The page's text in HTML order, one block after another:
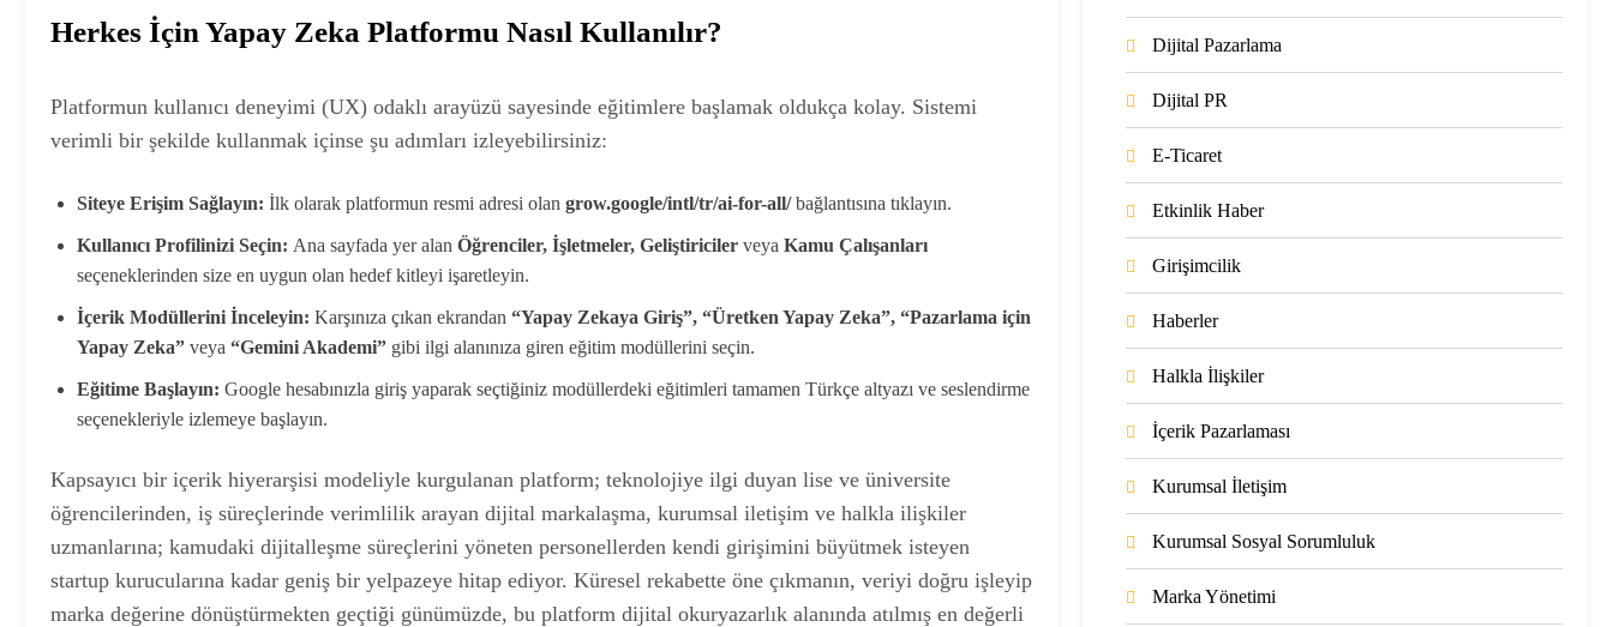
Herkes İçin Yapay Zeka Platformu Nasıl Kullanılır?
Platformun kullanıcı deneyimi (UX) odaklı arayüzü sayesinde eğitimlere başlamak oldukça kolay. Sistemi
verimli bir şekilde kullanmak içinse şu adımları izleyebilirsiniz:
Siteye Erişim Sağlayın: İlk olarak platformun resmi adresi olan grow.google/intl/tr/ai-for-all/bağlantısına tıklayın.
Kullanıcı Profilinizi Seçin: Ana sayfada yer alan Öğrenciler, İşletmeler, Geliştiriciler veya Kamu Çalışanları
seçeneklerinden size en uygun olan hedef kitleyi işaretleyin.
İçerik Modüllerini İnceleyin: Karşınıza çıkan ekrandan “Yapay Zekaya Giriş”, “Üretken Yapay Zeka”, “Pazarlama için
Yapay Zeka” veya “Gemini Akademi” gibi ilgi alanınıza giren eğitim modüllerini seçin.
Eğitime Başlayın: Google hesabınızla giriş yaparak seçtiğiniz modüllerdeki eğitimleri tamamen Türkçe altyazı ve seslendirme
seçenekleriyle izlemeye başlayın.
Kapsayıcı bir içerik hiyerarşisi modeliyle kurgulanan platform; teknolojiye ilgi duyan lise ve üniversite
öğrencilerinden, iş süreçlerinde verimlilik arayan dijital markalaşma, kurumsal iletişim ve halkla ilişkiler
uzmanlarına; kamudaki dijitalleşme süreçlerini yöneten personellerden kendi girişimini büyütmek isteyen
startup kurucularına kadar geniş bir yelpazeye hitap ediyor. Küresel rekabette öne çıkmanın, veriyi doğru işleyip
marka değerine dönüştürmekten geçtiği günümüzde, bu platform dijital okuryazarlık alanında atılmış en değerli
Dijital Pazarlama
Dijital PR
E-Ticaret
Etkinlik Haber
Girişimcilik
Haberler
Halkla İlişkiler
İçerik Pazarlaması
Kurumsal İletişim
Kurumsal Sosyal Sorumluluk
Marka Yönetimi